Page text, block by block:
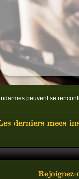
peuvent se
derniers mecs
Rejoignez-